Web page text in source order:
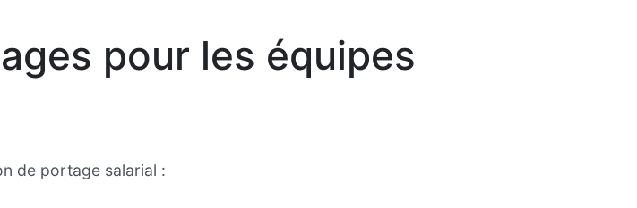
pour les équipes
de portage salarial :